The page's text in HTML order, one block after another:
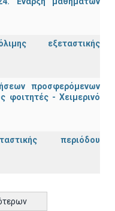
εξεταστικής
προσφερόμενων
φοιτητές - Χειμερινό
περιόδου